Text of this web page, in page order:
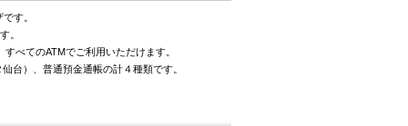
す。
。
べてのATMでご利用いただけます。
台）、普通預金通帳の計４種類です。